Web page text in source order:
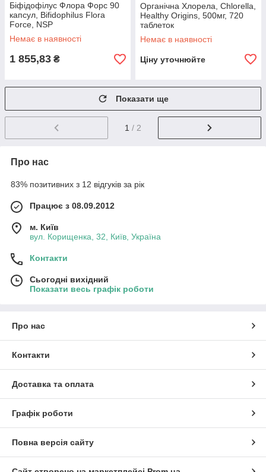
Біфідофілус Флора Форс 90
капсул, Bifidophilus Flora
Force, NSP
Немає в наявності
1 855,83 ₴
Органічна Хлорела, Chlorella,
Healthy Origins, 500мг, 720
таблеток
Немає в наявності
Ціну уточнюйте
Показати ще
1 / 2
Про нас
83% позитивних з 12 відгуків за рік
Працює з 08.09.2012
м. Київ
вул. Корищенка, 32, Київ, Україна
Контакти
Сьогодні вихідний
Показати весь графік роботи
Про нас
Контакти
Доставка та оплата
Графік роботи
Повна версія сайту